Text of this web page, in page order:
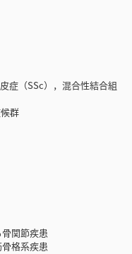
症（SSc），混合性結合組
群
関節疾患
格系疾患